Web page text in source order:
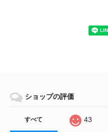
ショップの評価
すべて 43